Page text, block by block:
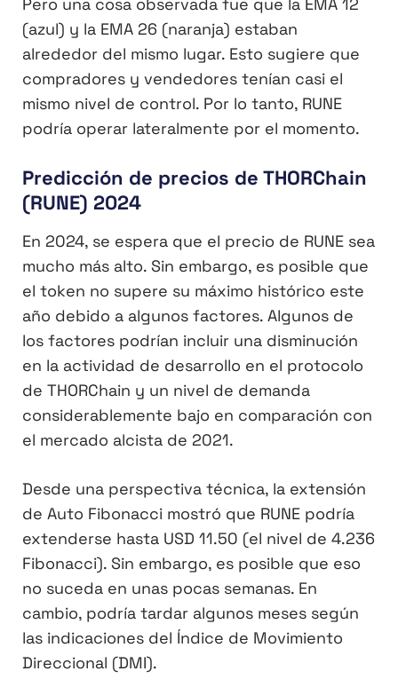
Pero una cosa observada fue que la EMA 12
(azul) y la EMA 26 (naranja) estaban
alrededor del mismo lugar. Esto sugiere que
compradores y vendedores tenían casi el
mismo nivel de control. Por lo tanto, RUNE
podría operar lateralmente por el momento.
Predicción de precios de THORChain
(RUNE) 2024
En 2024, se espera que el precio de RUNE sea
mucho más alto. Sin embargo, es posible que
el token no supere su máximo histórico este
año debido a algunos factores. Algunos de
los factores podrían incluir una disminución
en la actividad de desarrollo en el protocolo
de THORChain y un nivel de demanda
considerablemente bajo en comparación con
el mercado alcista de 2021.
Desde una perspectiva técnica, la extensión
de Auto Fibonacci mostró que RUNE podría
extenderse hasta USD 11.50 (el nivel de 4.236
Fibonacci). Sin embargo, es posible que eso
no suceda en unas pocas semanas. En
cambio, podría tardar algunos meses según
las indicaciones del Índice de Movimiento
Direccional (DMI).